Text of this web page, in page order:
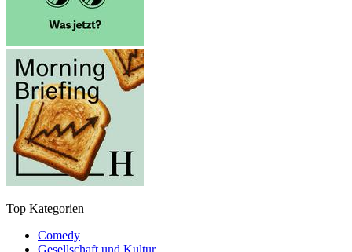
Top Kategorien
Comedy
Gesellschaft und Kultur